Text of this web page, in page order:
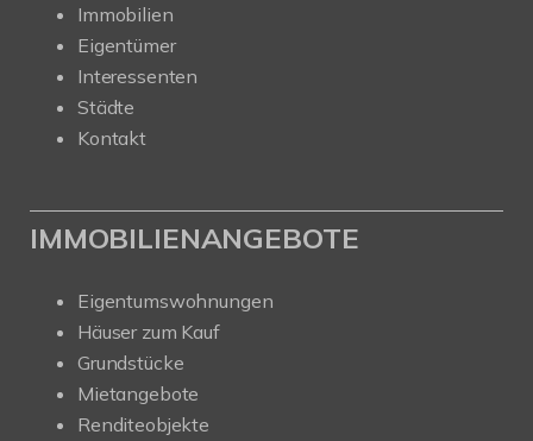
Immobilien
Eigentümer
Interessenten
Städte
Kontakt
IMMOBILIENANGEBOTE
Eigentumswohnungen
Häuser zum Kauf
Grundstücke
Mietangebote
Renditeobjekte